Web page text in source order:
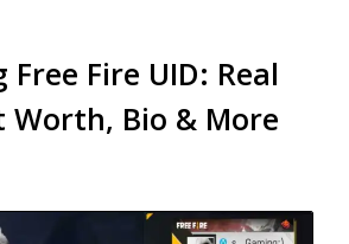
Free Fire UID: Real
Worth, Bio & More